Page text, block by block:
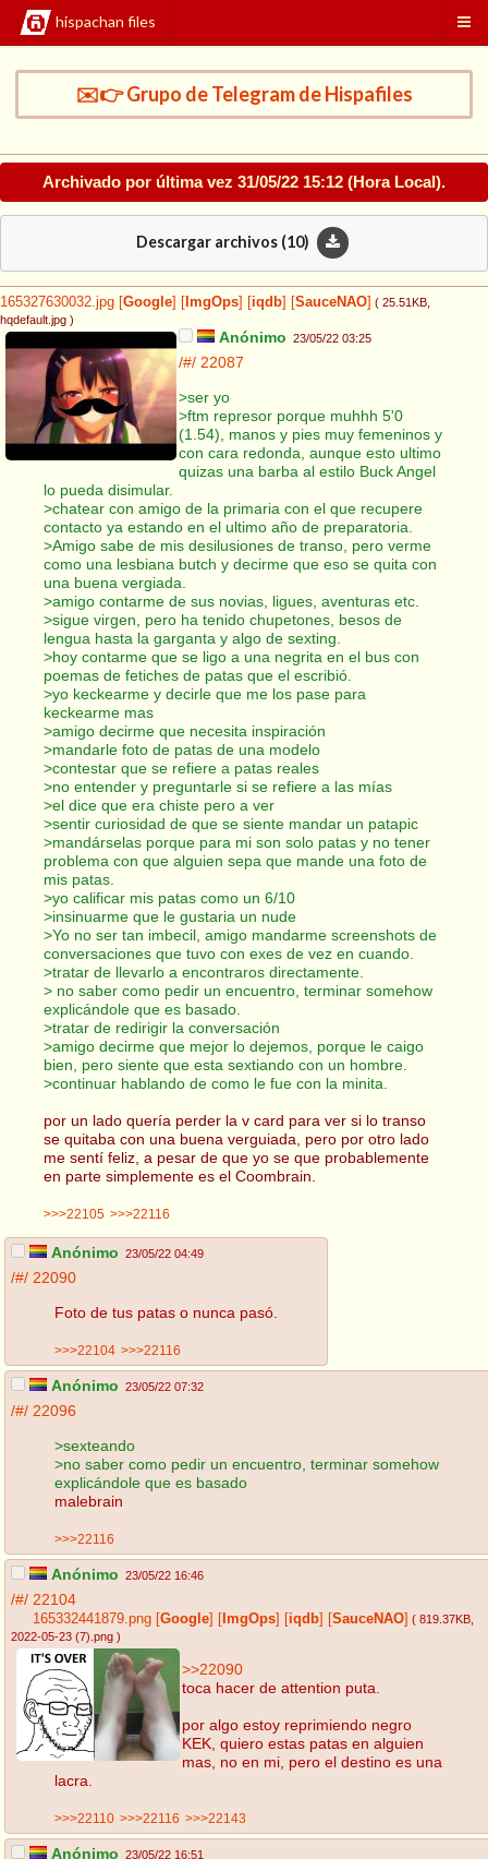
hispachan files
✉️👉 Grupo de Telegram de Hispafiles
Archivado por última vez 31/05/22 15:12 (Hora Local).
Descargar archivos (10)
165327630032.jpg Google ImgOps iqdb SauceNAO ( 25.51KB
hqdefault.jpg )
Anónimo 23/05/22 03:25
/#/ 22087
>ser yo
>ftm represor porque muhhh 5'0
(1.54), manos y pies muy femeninos y
con cara redonda, aunque esto ultimo
quizas una barba al estilo Buck Angel
lo pueda disimular.
>chatear con amigo de la primaria con el que recupere
contacto ya estando en el ultimo año de preparatoria.
>Amigo sabe de mis desilusiones de transo, pero verme
como una lesbiana butch y decirme que eso se quita con
una buena vergiada.
>amigo contarme de sus novias, ligues, aventuras etc.
>sigue virgen, pero ha tenido chupetones, besos de
lengua hasta la garganta y algo de sexting.
>hoy contarme que se ligo a una negrita en el bus con
poemas de fetiches de patas que el escribió.
>yo keckearme y decirle que me los pase para
keckearme mas
>amigo decirme que necesita inspiración
>mandarle foto de patas de una modelo
>contestar que se refiere a patas reales
>no entender y preguntarle si se refiere a las mías
>el dice que era chiste pero a ver
>sentir curiosidad de que se siente mandar un patapic
>mandárselas porque para mi son solo patas y no tener
problema con que alguien sepa que mande una foto de
mis patas.
>yo calificar mis patas como un 6/10
>insinuarme que le gustaria un nude
>Yo no ser tan imbecil, amigo mandarme screenshots de
conversaciones que tuvo con exes de vez en cuando.
>tratar de llevarlo a encontraros directamente.
> no saber como pedir un encuentro, terminar somehow
explicándole que es basado.
>tratar de redirigir la conversación
>amigo decirme que mejor lo dejemos, porque le caigo
bien, pero siente que esta sextiando con un hombre.
>continuar hablando de como le fue con la minita.
por un lado quería perder la v card para ver si lo transo
se quitaba con una buena verguiada, pero por otro lado
me sentí feliz, a pesar de que yo se que probablemente
en parte simplemente es el Coombrain.
>>>22105 >>>22116
Anónimo 23/05/22 04:49
/#/ 22090
Foto de tus patas o nunca pasó.
>>>22104 >>>22116
Anónimo 23/05/22 07:32
/#/ 22096
>sexteando
>no saber como pedir un encuentro, terminar somehow
explicándole que es basado
malebrain
>>>22116
Anónimo 23/05/22 16:46
/#/ 22104
165332441879.png Google ImgOps iqdb SauceNAO ( 819.37KB
2022-05-23 (7).png )
>>22090
toca hacer de attention puta.
por algo estoy reprimiendo negro
KEK, quiero estas patas en alguien
mas, no en mi, pero el destino es una
lacra.
>>>22110 >>>22116 >>>22143
Anónimo 23/05/22 16:51